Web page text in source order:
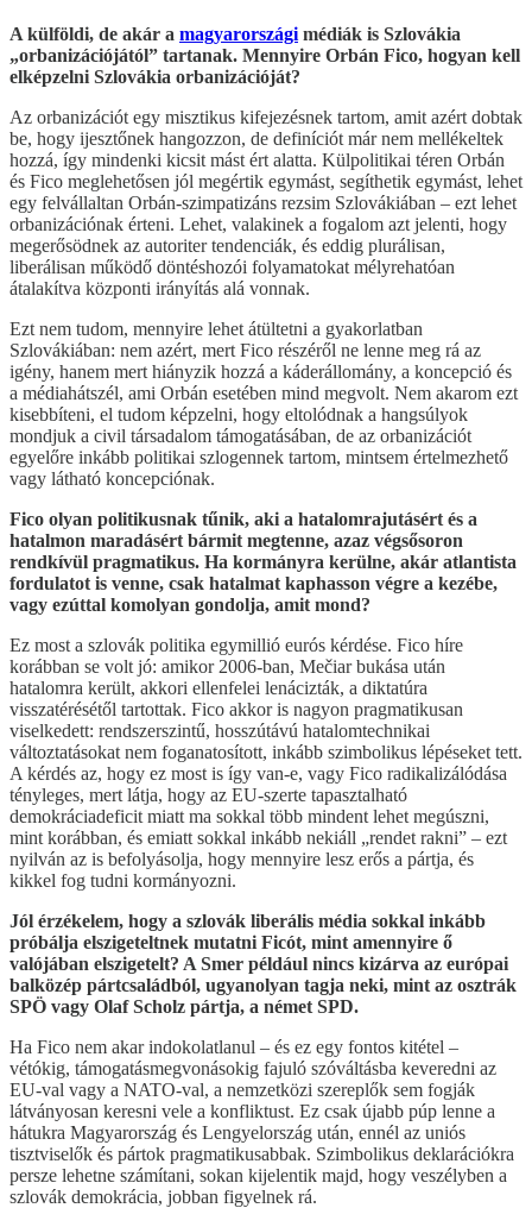
A külföldi, de akár a magyarországi médiák is Szlovákia
„orbanizációjától” tartanak. Mennyire Orbán Fico, hogyan kell
elképzelni Szlovákia orbanizációját?
Az orbanizációt egy misztikus kifejezésnek tartom, amit azért dobtak
be, hogy ijesztőnek hangozzon, de definíciót már nem mellékeltek
hozzá, így mindenki kicsit mást ért alatta. Külpolitikai téren Orbán
és Fico meglehetősen jól megértik egymást, segíthetik egymást, lehet
egy felvállaltan Orbán-szimpatizáns rezsim Szlovákiában – ezt lehet
orbanizációnak érteni. Lehet, valakinek a fogalom azt jelenti, hogy
megerősödnek az autoriter tendenciák, és eddig plurálisan,
liberálisan működő döntéshozói folyamatokat mélyrehatóan
átalakítva központi irányítás alá vonnak.
Ezt nem tudom, mennyire lehet átültetni a gyakorlatban
Szlovákiában: nem azért, mert Fico részéről ne lenne meg rá az
igény, hanem mert hiányzik hozzá a káderállomány, a koncepció és
a médiahátszél, ami Orbán esetében mind megvolt. Nem akarom ezt
kisebbíteni, el tudom képzelni, hogy eltolódnak a hangsúlyok
mondjuk a civil társadalom támogatásában, de az orbanizációt
egyelőre inkább politikai szlogennek tartom, mintsem értelmezhető
vagy látható koncepciónak.
Fico olyan politikusnak tűnik, aki a hatalomrajutásért és a
hatalmon maradásért bármit megtenne, azaz végsősoron
rendkívül pragmatikus. Ha kormányra kerülne, akár atlantista
fordulatot is venne, csak hatalmat kaphasson végre a kezébe,
vagy ezúttal komolyan gondolja, amit mond?
Ez most a szlovák politika egymillió eurós kérdése. Fico híre
korábban se volt jó: amikor 2006-ban, Mečiar bukása után
hatalomra került, akkori ellenfelei lenácizták, a diktatúra
visszatérésétől tartottak. Fico akkor is nagyon pragmatikusan
viselkedett: rendszerszintű, hosszútávú hatalomtechnikai
változtatásokat nem foganatosított, inkább szimbolikus lépéseket tett.
A kérdés az, hogy ez most is így van-e, vagy Fico radikalizálódása
tényleges, mert látja, hogy az EU-szerte tapasztalható
demokráciadeficit miatt ma sokkal több mindent lehet megúszni,
mint korábban, és emiatt sokkal inkább nekiáll „rendet rakni” – ezt
nyilván az is befolyásolja, hogy mennyire lesz erős a pártja, és
kikkel fog tudni kormányozni.
Jól érzékelem, hogy a szlovák liberális média sokkal inkább
próbálja elszigeteltnek mutatni Ficót, mint amennyire ő
valójában elszigetelt? A Smer például nincs kizárva az európai
balközép pártcsaládból, ugyanolyan tagja neki, mint az osztrák
SPÖ vagy Olaf Scholz pártja, a német SPD.
Ha Fico nem akar indokolatlanul – és ez egy fontos kitétel –
vétókig, támogatásmegvonásokig fajuló szóváltásba keveredni az
EU-val vagy a NATO-val, a nemzetközi szereplők sem fogják
látványosan keresni vele a konfliktust. Ez csak újabb púp lenne a
hátukra Magyarország és Lengyelország után, ennél az uniós
tisztviselők és pártok pragmatikusabbak. Szimbolikus deklarációkra
persze lehetne számítani, sokan kijelentik majd, hogy veszélyben a
szlovák demokrácia, jobban figyelnek rá.